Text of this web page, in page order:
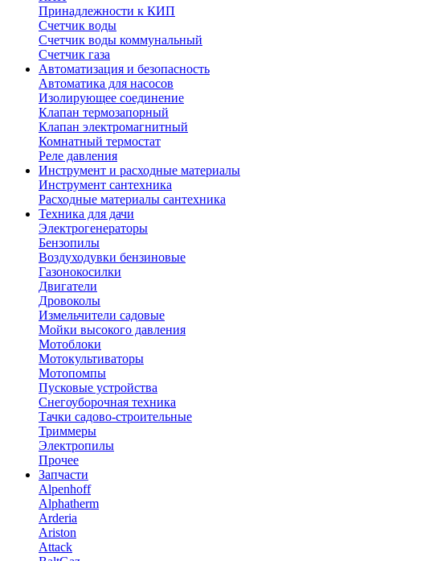
Принадлежности к КИП
Счетчик воды
Счетчик воды коммунальный
Счетчик газа
Автоматизация и безопасность
Автоматика для насосов
Изолирующее соединение
Клапан термозапорный
Клапан электромагнитный
Комнатный термостат
Реле давления
Инструмент и расходные материалы
Инструмент сантехника
Расходные материалы сантехника
Техника для дачи
Электрогенераторы
Бензопилы
Воздуходувки бензиновые
Газонокосилки
Двигатели
Дровоколы
Измельчители садовые
Мойки высокого давления
Мотоблоки
Мотокультиваторы
Мотопомпы
Пусковые устройства
Снегоуборочная техника
Тачки садово-строительные
Триммеры
Электропилы
Прочее
Запчасти
Alpenhoff
Alphatherm
Arderia
Ariston
Attack